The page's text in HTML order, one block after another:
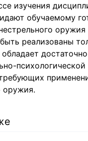
изучения
обучаемому
реализованы
обладает
психологической
оружия.